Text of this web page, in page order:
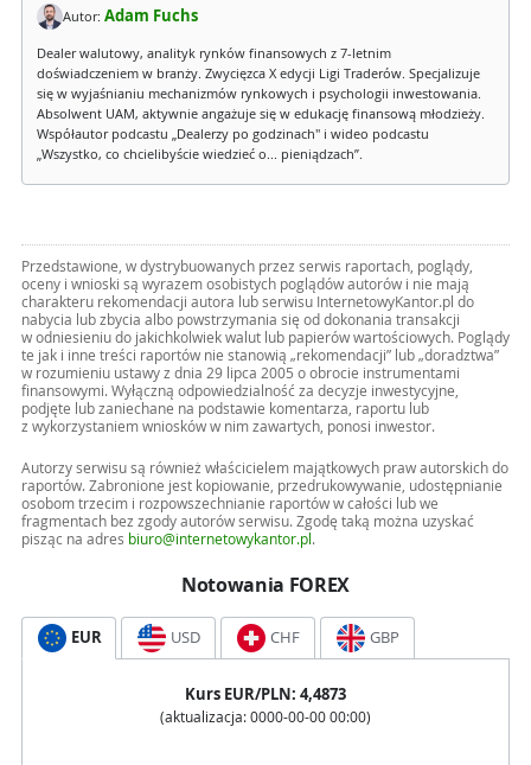
Autor: Adam Fuchs
Dealer walutowy, analityk rynków finansowych z 7-letnim
doświadczeniem w branży. Zwycięzca X edycji Ligi Traderów. Specjalizuje
się w wyjaśnianiu mechanizmów rynkowych i psychologii inwestowania.
Absolwent UAM, aktywnie angażuje się w edukację finansową młodzieży.
Współautor podcastu „Dealerzy po godzinach" i wideo podcastu
„Wszystko, co chcielibyście wiedzieć o... pieniądzach”.
Przedstawione, w dystrybuowanych przez serwis raportach, poglądy,
oceny i wnioski są wyrazem osobistych poglądów autorów i nie mają
charakteru rekomendacji autora lub serwisu InternetowyKantor.pl do
nabycia lub zbycia albo powstrzymania się od dokonania transakcji
w odniesieniu do jakichkolwiek walut lub papierów wartościowych. Poglądy
te jak i inne treści raportów nie stanowią „rekomendacji” lub „doradztwa”
w rozumieniu ustawy z dnia 29 lipca 2005 o obrocie instrumentami
finansowymi. Wyłączną odpowiedzialność za decyzje inwestycyjne,
podjęte lub zaniechane na podstawie komentarza, raportu lub
z wykorzystaniem wniosków w nim zawartych, ponosi inwestor.
Autorzy serwisu są również właścicielem majątkowych praw autorskich do
raportów. Zabronione jest kopiowanie, przedrukowywanie, udostępnianie
osobom trzecim i rozpowszechnianie raportów w całości lub we
fragmentach bez zgody autorów serwisu. Zgodę taką można uzyskać
pisząc na adres biuro@internetowykantor.pl .
Notowania FOREX
EUR USD CHF GBP
Kurs EUR/PLN: 4,4873
(aktualizacja: 0000-00-00 00:00)